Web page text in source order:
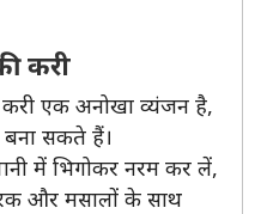
करी
एक अनोखा व्यंजन है,
सकते हैं।
में भिगोकर नरम कर लें,
और मसालों के साथ